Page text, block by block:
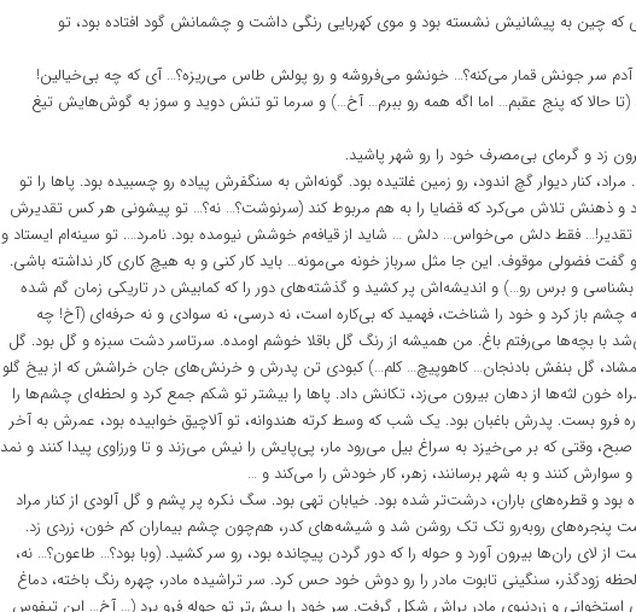
که چین به پیشانیش نشسته بود و موی کهربایی رنگی داشت و چشمانش گود افتاده بود، تو
آدم سر جونش قمار می‌کنه؟… خونشو می‌فروشه و رو پولش طاس می‌ریزه؟… آی که چه بی‌خیالین!
(تا حالا که پنج عقبم… اما اگه همه رو ببرم… آخ…) و سرما تو تنش دوید و سوز به گوش‌هایش تیغ
زد و گرمای بی‌مصرف خود را رو شهر پاشید.
کنار دیوار گچ اندود، رو زمین غلتیده بود. گونه‌اش به سنگفرش پیاده رو چسبیده بود. پاها را تو
و ذهنش تلاش می‌کرد که قضایا را به هم مربوط کند (سرنوشت؟… نه؟… تو پیشونی هر کس تقدیرش
فقط دلش می‌خواس… دلش … شاید از قیافه‌م خوشش نیومده بود. نامرد…. تو سینه‌ام ایستاد و
فضولی موقوف. این جا مثل سرباز خونه می‌مونه… باید کار کنی و به هیچ کاری کار نداشته باشی.
بشناسی و برس رو…) و اندیشه‌اش پر کشید و گذشته‌های دور را که کمابیش در تاریکی زمان گم شده
چشم باز کرد و خود را شناخت، فهمید که بی‌کاره است، نه درسی، نه سوادی و نه حرفه‌ای (آخ! چه
با بچه‌ها می‌رفتم باغ. من همیشه از رنگ گل باقلا خوشم اومده. سرتاسر دشت سبزه و گل بود. گل
شمشاد، گل بنفش بادنجان… کاهوپیچ… کلم…) کبودی تن پدرش و خرنش‌های جان خراشش که از بیخ گلو
خون لثه‌ها از دهان بیرون می‌زد، تکانش داد. پاها را بیشتر تو شکم جمع کرد و لحظه‌ای چشم‌ها را
فرو بست. پدرش باغبان بود. یک شب که وسط کرته هندوانه، تو آلاچیق خوابیده بود، عمرش به آخر
وقتی که بر می‌خیزد به سراغ بیل می‌رود مار، پی‌پایش را نیش می‌زند و تا ورزاوی پیدا کنند و نمد
و سوارش کنند و به شهر برسانند، زهر، کار خودش را می‌کند و …
بود و قطره‌های باران، درشت‌تر شده بود. خیابان تهی بود. سگ نکره پر پشم و گل آلودی از کنار مراد
روبه‌رو تک تک روشن شد و شیشه‌های کدر، هم‌چون چشم بیماران کم خون، زردی زد.
از لای ران‌ها بیرون آورد و حوله را که دور گردن پیچانده بود، رو سر کشید. (وبا بود؟… طاعون؟… نه،
زودگذر، سنگینی تابوت مادر را رو دوش خود حس کرد. سر تراشیده مادر، چهره رنگ باخته، دماغ